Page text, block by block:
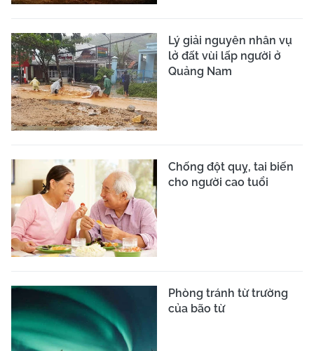
Lý giải nguyên nhân vụ
lở đất vùi lấp người ở
Quảng Nam
Chống đột quỵ, tai biến
cho người cao tuổi
Phòng tránh từ trường
của bão từ